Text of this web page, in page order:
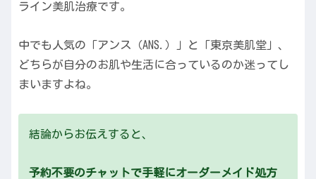
ライン美肌治療です。
中でも人気の「アンス（ANS.）」と「東京美肌堂」、
どちらが自分のお肌や生活に合っているのか迷ってし
まいますよね。
結論からお伝えすると、
予約不要のチャットで手軽にオーダーメイド処方